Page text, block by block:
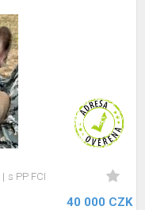
s PP FCI
40 000 CZK